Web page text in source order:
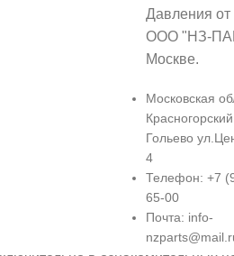
Давления от
ООО "НЗ-
Москве.
Московская
Гольево
4
Телефон: +7
65-00
Почта: info-